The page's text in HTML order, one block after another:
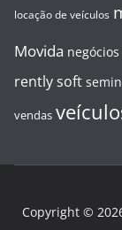
locação de veículos
Movida negócios
rently soft
vendas
Copyright ©